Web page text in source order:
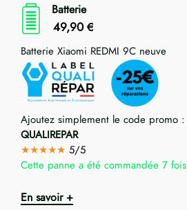
Batterie
49,90 €
Batterie Xiaomi REDMI 9C neuve
Ajoutez simplement le code promo :
QUALIREPAR
★★★★★ 5/5
Cette panne a été commandée 7 fois
En savoir +